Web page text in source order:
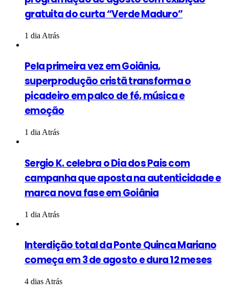
gratuita do curta “Verde Maduro”
1 dia Atrás
Pela primeira vez em Goiânia,
superprodução cristã transforma o
picadeiro em palco de fé, música e
emoção
1 dia Atrás
Sergio K. celebra o Dia dos Pais com
campanha que aposta na autenticidade e
marca nova fase em Goiânia
1 dia Atrás
Interdição total da Ponte Quinca Mariano
começa em 3 de agosto e dura 12 meses
4 dias Atrás